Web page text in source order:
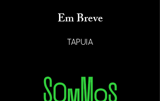
Em Breve
TAPUIA